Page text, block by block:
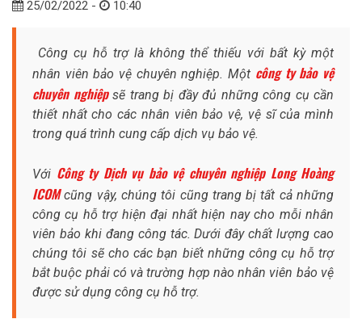
25/02/2022 - 10:40
Công cụ hỗ trợ là không thể thiếu với bất kỳ một
nhân viên bảo vệ chuyên nghiệp. Một công ty bảo vệ
chuyên nghiệpsẽ trang bị đầy đủ những công cụ cần
thiết nhất cho các nhân viên bảo vệ, vệ sĩ của mình
trong quá trình cung cấp dịch vụ bảo vệ.
Với Công ty Dịch vụ bảo vệ chuyên nghiệp Long Hoàng
ICOMcũng vậy, chúng tôi cũng trang bị tất cả những
công cụ hỗ trợ hiện đại nhất hiện nay cho mỗi nhân
viên bảo khi đang công tác. Dưới đây chất lượng cao
chúng tôi sẽ cho các bạn biết những công cụ hỗ trợ
bắt buộc phải có và trường hợp nào nhân viên bảo vệ
được sử dụng công cụ hỗ trợ.